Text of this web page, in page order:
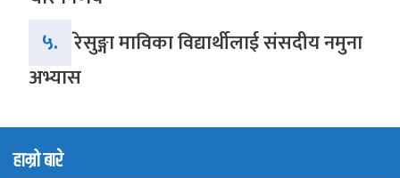
५. रेसुङ्गा माविका विद्यार्थीलाई संसदीय नमुना
अभ्यास
हाम्रो बारे